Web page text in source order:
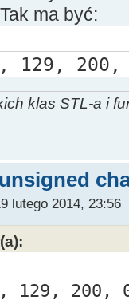
ma być:
129,
klas STL-a i
lutego 2014, 23:56
129, 200,